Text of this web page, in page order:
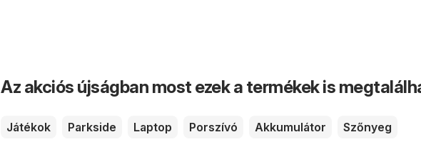
Az akciós újságban most ezek a termékek is
Játékok Parkside Laptop Porszívó Akkumulátor
Szőnyeg